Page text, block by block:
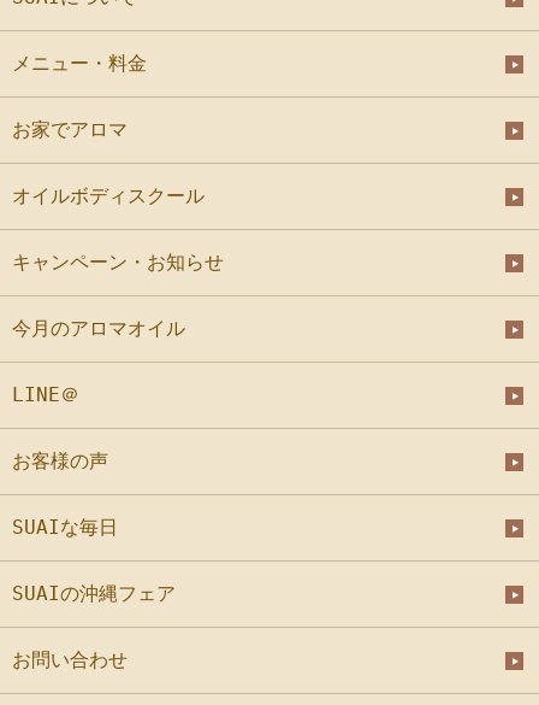
メニュー・料金
お家でアロマ
オイルボディスクール
キャンペーン・お知らせ
今月のアロマオイル
LINE＠
お客様の声
SUAIな毎日
SUAIの沖縄フェア
お問い合わせ